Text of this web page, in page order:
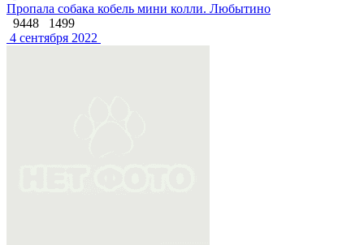
Пропала собака кобель мини колли. Любытино
9448
1499
4 сентября 2022